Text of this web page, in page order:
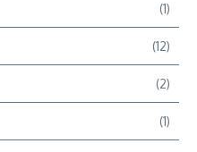
(1)
(12)
(2)
(1)